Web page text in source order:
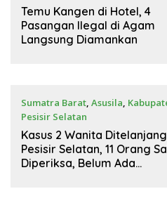
Temu Kangen di Hotel, 4
Pasangan Ilegal di Agam
Langsung Diamankan
Sumatra Barat, Asusila,
Pesisir Selatan
15 April 2023 19:03 WIB
Kasus 2 Wanita
Pesisir Selatan, 11 Orang
Diperiksa, Belum Ada